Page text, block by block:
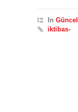
In Güncel
iktibas-